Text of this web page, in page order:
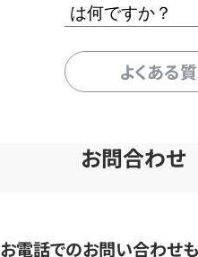
は何ですか？
よくある
お問合わせ
お電話でのお問い合わせ